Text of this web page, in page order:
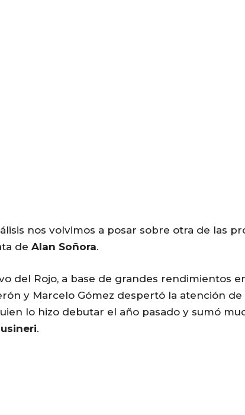
nos volvimos a posar sobre otra de las
de Alan Soñora.
del Rojo, a base de grandes rendimientos
y Marcelo Gómez despertó la atención de
lo hizo debutar el año pasado y sumó
.